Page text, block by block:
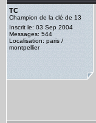
TC
Champion de la clé de 13
Inscrit le: 03 Sep 2004
Messages: 544
Localisation: paris /
montpellier